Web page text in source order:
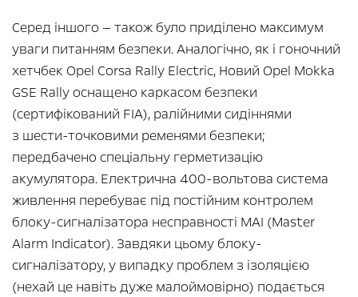
Серед іншого — також було приділено максимум
уваги питанням безпеки. Аналогічно, як і гоночний
хетчбек Opel Corsa Rally Electric, Новий Opel Mokka
GSE Rally оснащено каркасом безпеки
(сертифікований FIA), ралійними сидіннями
з шести-точковими ременями безпеки;
передбачено спеціальну герметизацію
акумулятора. Електрична 400-вольтова система
живлення перебуває під постійним контролем
блоку-сигналізатора несправності MAI (Master
Alarm Indicator). Завдяки цьому блоку-
сигналізатору, у випадку проблем з ізоляцією
(нехай це навіть дуже малоймовірно) подається